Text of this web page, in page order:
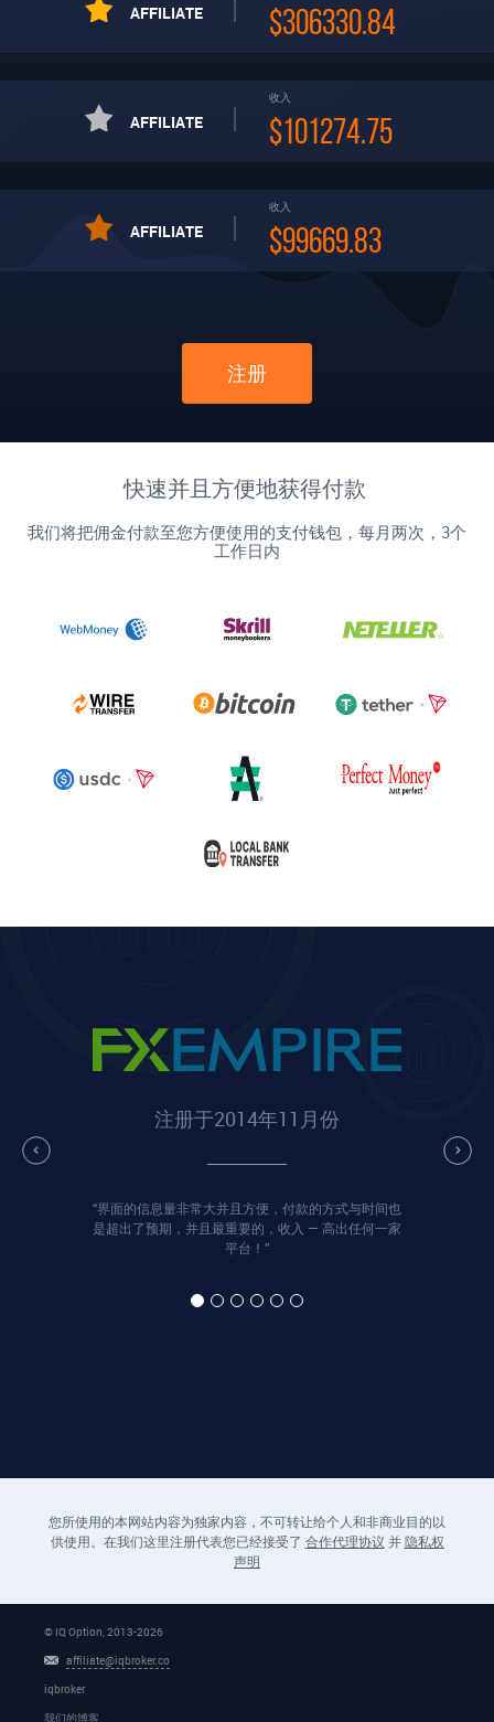
AFFILIATE $306330.84
AFFILIATE
收入
$101274.75
AFFILIATE
收入
$99669.83
注册
快速并且方便地获得付款
我们将把佣金付款至您方便使用的支付钱包，每月两次，3个
工作日内
注册于2014年11月份
“界面的信息量非常大并且方便，付款的方式与时间也
是超出了预期，并且最重要的，收入 — 高出任何一家
平台！”
您所使用的本网站内容为独家内容，不可转让给个人和非商业目的以
供使用。在我们这里注册代表您已经接受了 合作代理协议 并 隐私权
声明
© IQ Option, 2013-2026
affiliate@iqbroker.co
iqbroker
我们的博客